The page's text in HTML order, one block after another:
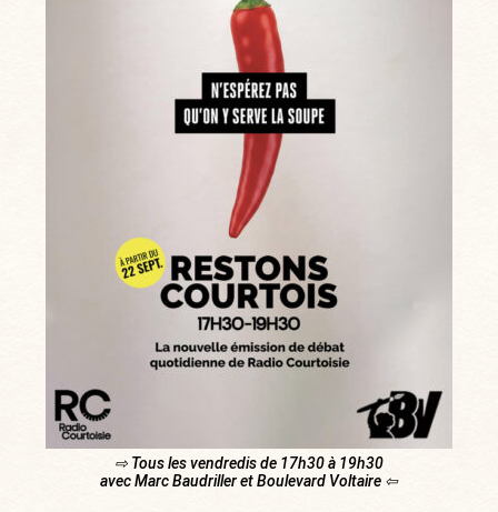
⇨ Tous les vendredis de 17h30 à 19h30
avec Marc Baudriller et Boulevard Voltaire ⇦